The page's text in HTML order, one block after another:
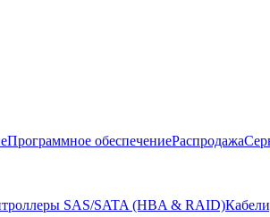
Программное обеспечениеРаспродажа
SAS/SATA (HBA & RAID)